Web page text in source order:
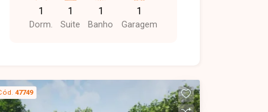
estão inclusas no aluguel, o que
representa uma grande comodidade.
1
Dorm.
1
Suite
1
Banho
1
Garagem
47749